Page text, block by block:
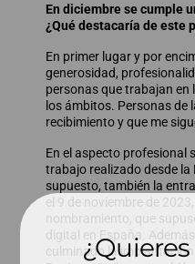
En diciembre se cumple
¿Qué destacaría de este
En primer lugar y por
generosidad,
personas que trabajan en
los ámbitos. Personas de
recibimiento y que me
En el aspecto profesional
trabajo realizado desde la
supuesto, también la
el 9 de noviembre de
nombramiento, que
digital en España.
culminado la